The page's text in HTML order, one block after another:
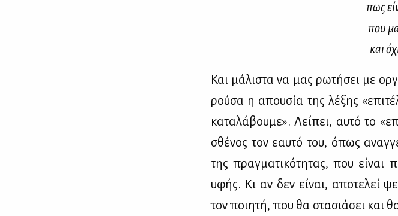
πως
που
και
Και μά­λι­στα να μας ρω­τή­σει με
ρού­σα η απου­σία της λέ­ξης
κα­τα­λά­βου­με». Λεί­πει, αυ­τό το
σθέ­νος τον εαυ­τό του, όπως
της πραγ­μα­τι­κό­τη­τας, που εί­ναι
υφής. Κι αν δεν εί­ναι, απο­τε­λεί
τον ποι­η­τή, που θα στα­σιά­σει και